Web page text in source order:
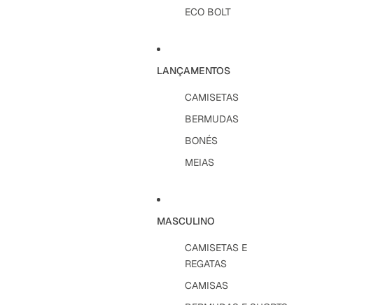
ECO BOLT
LANÇAMENTOS
CAMISETAS
BERMUDAS
BONÉS
MEIAS
MASCULINO
CAMISETAS E
REGATAS
CAMISAS